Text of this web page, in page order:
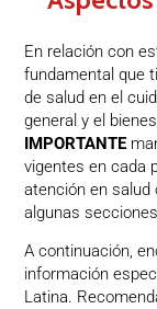
En relación con
fundamental que
de salud en el
general y el
IMPORTANTE
vigentes en cada
atención en salud
algunas
A continuación,
información
Latina.